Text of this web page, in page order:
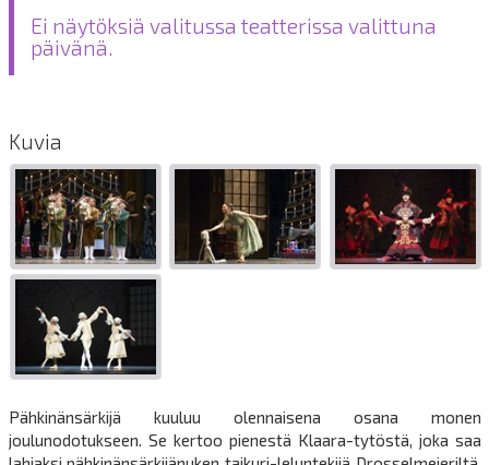
Ei näytöksiä valitussa teatterissa valittuna
päivänä.
Kuvia
Pähkinänsärkijä kuuluu olennaisena osana monen
joulunodotukseen. Se kertoo pienestä Klaara-tytöstä, joka saa